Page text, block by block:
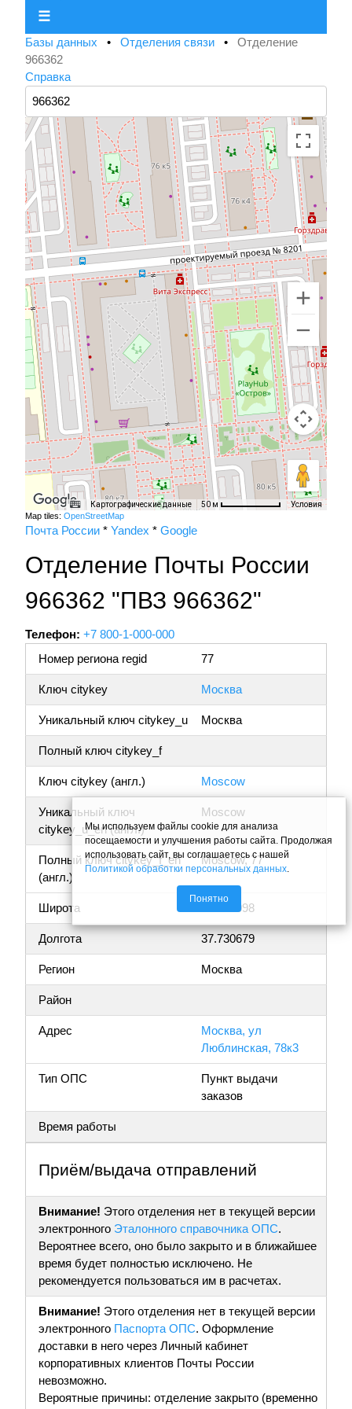
☰
Базы данных • Отделения связи • Отделение
966362
Справка
Картографические данные 50 м Условия
Map tiles: OpenStreetMap
Почта России * Yandex * Google
Отделение Почты России
966362 "ПВЗ 966362"
Телефон: +7 800-1-000-000
Номер региона regid
77
Ключ citykey Москва
Уникальный ключ citykey_u Москва
Полный ключ citykey_f
Ключ citykey (англ.) Moscow
Уникальный ключ
citykey_u_en (англ.)
Moscow
Полный ключ citykey_f_en
(англ.)
Moscow, 77
Широта 55.662098
Долгота 37.730679
Регион Москва
Район
Адрес
Москва, ул
Люблинская, 78к3
Тип ОПС
Пункт выдачи
заказов
Время работы
Приём/выдача отправлений
Внимание! Этого отделения нет в текущей версии
электронного Эталонного справочника ОПС.
Вероятнее всего, оно было закрыто и в ближайшее
время будет полностью исключено. Не
рекомендуется пользоваться им в расчетах.
Внимание! Этого отделения нет в текущей версии
электронного Паспорта ОПС. Оформление
доставки в него через Личный кабинет
корпоративных клиентов Почты России
невозможно.
Вероятные причины: отделение закрыто (временно
Мы используем файлы cookie для анализа
посещаемости и улучшения работы сайта. Продолжая
использовать сайт, вы соглашаетесь с нашей
Политикой обработки персональных данных
Понятно